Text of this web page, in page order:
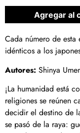
Agregar al
Cada número de
idénticos a los
Autores: Shinya
¡La humanidad está
religiones se reúnen
decidir el destino de
se pasó de la raya: